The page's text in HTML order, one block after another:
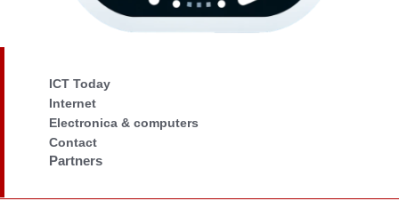
ICT Today
Internet
Electronica & computers
Contact
Partners